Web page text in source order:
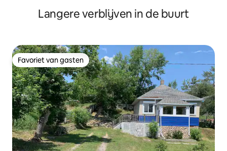
Langere verblijven in de buurt
Favoriet van gasten
Favoriet van gasten